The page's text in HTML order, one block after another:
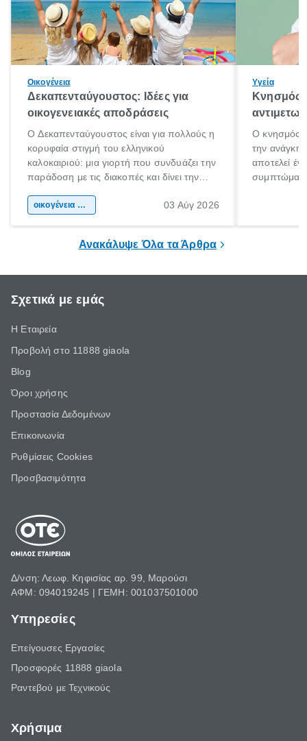
Οικογένεια
Δεκαπενταύγουστος: Ιδέες για
οικογενειακές αποδράσεις
Ο Δεκαπενταύγουστος είναι για πολλούς η
κορυφαία στιγμή του ελληνικού
καλοκαιριού: μια γιορτή που συνδυάζει την
παράδοση με τις διακοπές και δίνει την
χώρας. Είτε πρόκειται για λίγες μέρες
οικογένεια & παιδί 03 Αύγ 2026
Υγεία
Κνησμός:
Ο κνησμός
την ανάγκη
αποτελεί
Ανακάλυψε Όλα τα Άρθρα
Σχετικά με εμάς
Η Εταιρεία
Προβολή στο 11888 giaola
Blog
Όροι χρήσης
Προστασία Δεδομένων
Επικοινωνία
Ρυθμίσεις Cookies
Προσβασιμότητα
Δ/νση: Λεωφ. Κηφισίας αρ. 99, Μαρούσι
ΑΦΜ: 094019245 | ΓΕΜΗ: 001037501000
Υπηρεσίες
Επείγουσες Εργασίες
Προσφορές 11888 giaola
Ραντεβού με Τεχνικούς
Χρήσιμα